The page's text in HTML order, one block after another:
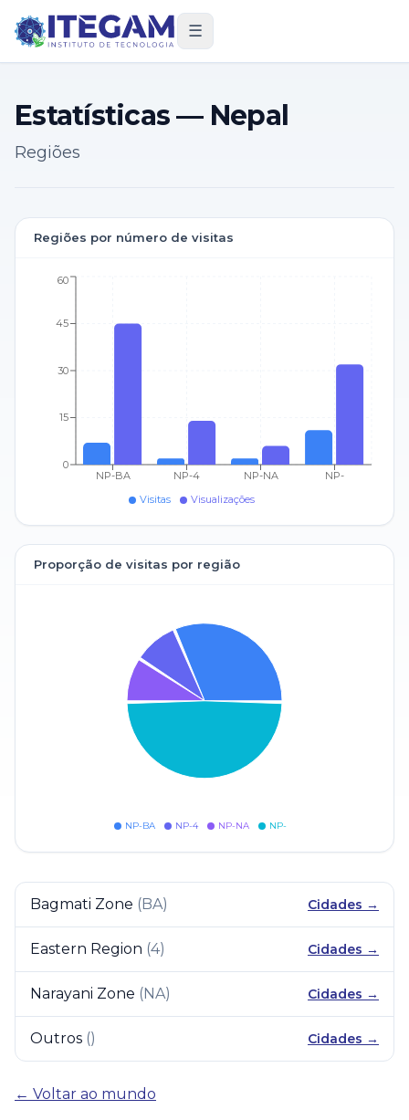
☰
Estatísticas — Nepal
Regiões
Regiões por número de visitas
NP-BA NP-4 NP-NA NP-
0
15
30
45
60
Visitas Visualizações
Proporção de visitas por região
NP-BA NP-4 NP-NA NP-
Bagmati Zone (BA) Cidades →
Eastern Region (4) Cidades →
Narayani Zone (NA) Cidades →
Outros () Cidades →
← Voltar ao mundo